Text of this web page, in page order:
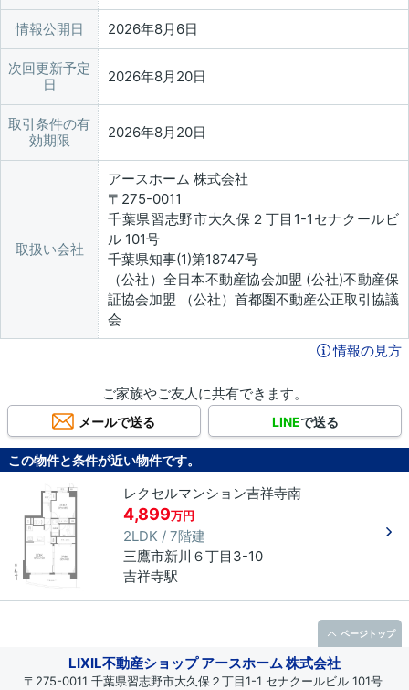
情報公開日 2026年8月6日
次回更新予定
日
2026年8月20日
取引条件の有
効期限
2026年8月20日
取扱い会社
アースホーム 株式会社
〒275-0011
千葉県習志野市大久保２丁目1-1セナクールビ
ル 101号
千葉県知事(1)第18747号
（公社）全日本不動産協会加盟 (公社)不動産保
証協会加盟 （公社）首都圏不動産公正取引協議
会
情報の見方
ご家族やご友人に共有できます。
メールで送る LINEで送る
この物件と条件が近い物件です。
レクセルマンション吉祥寺南
4,899万円
2LDK / 7階建
三鷹市新川 ６丁目 3-10
吉祥寺駅
LIXIL不動産ショップ アースホーム 株式会社
〒275-0011 千葉県習志野市大久保２丁目1-1 セナクールビル 101号
ページトップ